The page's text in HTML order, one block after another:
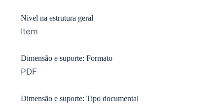
Nível na estrutura geral
Item
Dimensão e suporte: Formato
PDF
Dimensão e suporte: Tipo documental